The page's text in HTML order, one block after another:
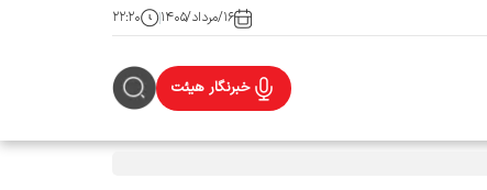
۱۶/مرداد/۱۴۰۵ ۲۲:۲۰
خبرنگار هیئت